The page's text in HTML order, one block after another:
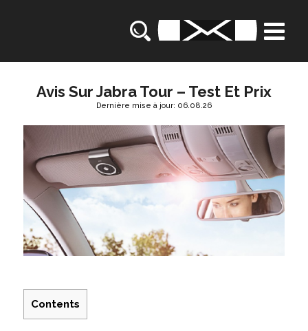
Avis Sur Jabra Tour – Test Et Prix
Dernière mise à jour: 06.08.26
Contents